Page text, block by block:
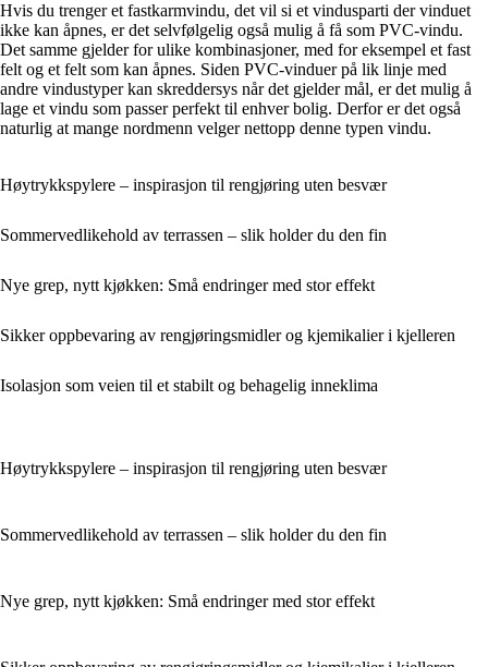
Hvis du trenger et fastkarmvindu, det vil si et vindusparti der vinduet
ikke kan åpnes, er det selvfølgelig også mulig å få som PVC-vindu.
Det samme gjelder for ulike kombinasjoner, med for eksempel et fast
felt og et felt som kan åpnes. Siden PVC-vinduer på lik linje med
andre vindustyper kan skreddersys når det gjelder mål, er det mulig å
lage et vindu som passer perfekt til enhver bolig. Derfor er det også
naturlig at mange nordmenn velger nettopp denne typen vindu.
Høytrykkspylere – inspirasjon til rengjøring uten besvær
Sommervedlikehold av terrassen – slik holder du den fin
Nye grep, nytt kjøkken: Små endringer med stor effekt
Sikker oppbevaring av rengjøringsmidler og kjemikalier i kjelleren
Isolasjon som veien til et stabilt og behagelig inneklima
Høytrykkspylere – inspirasjon til rengjøring uten besvær
Sommervedlikehold av terrassen – slik holder du den fin
Nye grep, nytt kjøkken: Små endringer med stor effekt